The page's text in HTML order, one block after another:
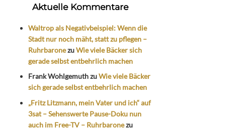
Aktuelle Kommentare
Waltrop als Negativbeispiel: Wenn die
Stadt nur noch mäht, statt zu pflegen –
RuhrbaronezuWie viele Bäcker sich
gerade selbst entbehrlich machen
Frank WohlgemuthzuWie viele Bäcker
sich gerade selbst entbehrlich machen
„Fritz Litzmann, mein Vater und ich“ auf
3sat – Sehenswerte Pause-Doku nun
auch im Free-TV – Ruhrbaronezu